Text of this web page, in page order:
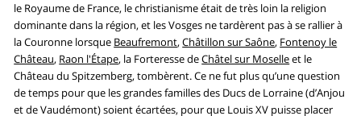
le Royaume de France, le christianisme était de très loin la religion
dominante dans la région, et les Vosges ne tardèrent pas à se rallier à
la Couronne lorsque Beaufremont,Châtillon sur Saône, Fontenoy le
Château, Raon l'Étape, la Forteresse deChâtel sur Moselleet le
Château du Spitzemberg, tombèrent. Ce ne fut plus qu’une question
de temps pour que les grandes familles des Ducs de Lorraine (d’Anjou
et de Vaudémont) soient écartées, pour que Louis XV puisse placer